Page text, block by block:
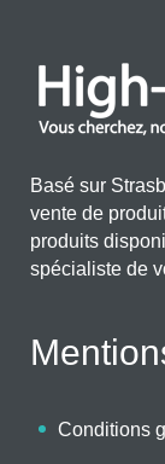
Basé sur
vente de
produits
spécialiste de
Conditions